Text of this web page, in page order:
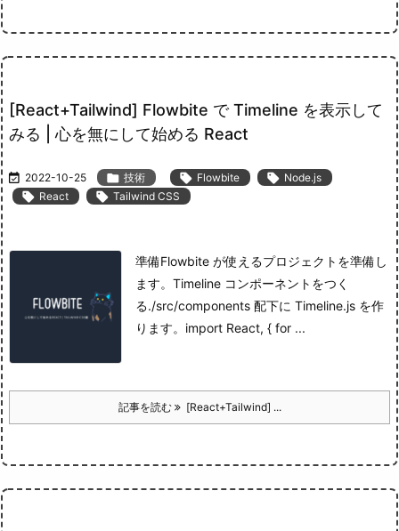
[React+Tailwind] Flowbite で Timeline を表示して
みる | 心を無にして始める React
 2022-10-25  技術  Flowbite  Node.js
 React  Tailwind CSS
準備Flowbite が使えるプロジェクトを準備し
ます。Timeline コンポーネントをつく
る./src/components 配下に Timeline.js を作
ります。 import React, { for ...
記事を読む [React+Tailwind] ...